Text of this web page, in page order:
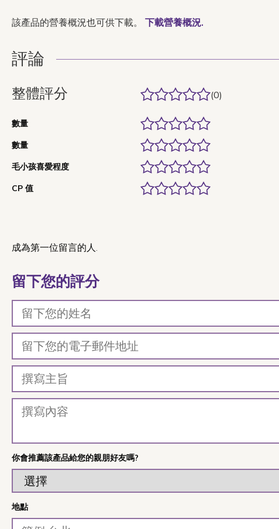
該產品的營養概況也可供下載。 下載營養概況.
評論
整體評分 (0)
數量
數量
毛小孩喜愛程度
CP 值
成為第一位留言的人.
留下您的評分
你會推薦該產品給您的親朋好友嗎?
地點